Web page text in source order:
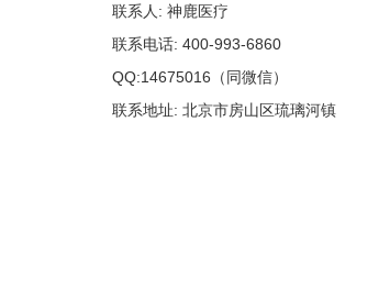
联系人: 神鹿医疗
联系电话: 400-993-6860
QQ:14675016（同微信）
联系地址: 北京市房山区琉璃河镇